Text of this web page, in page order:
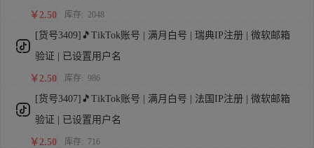
￥2.50 库存: 2048
[货号3409]🎵TikTok账号 | 满月白号 | 瑞典IP注册 | 微软邮箱
验证 | 已设置用户名
￥2.50 库存: 986
[货号3407]🎵TikTok账号 | 满月白号 | 法国IP注册 | 微软邮箱
验证 | 已设置用户名
￥2.50 库存: 716